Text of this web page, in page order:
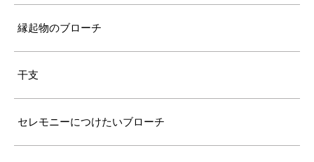
縁起物のブローチ
干支
セレモニーにつけたいブローチ